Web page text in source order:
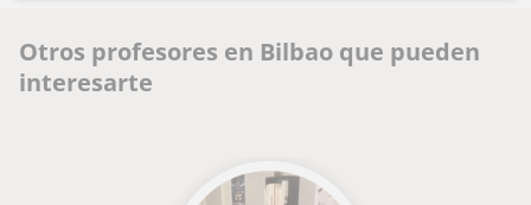
Otros profesores en Bilbao que pueden
interesarte